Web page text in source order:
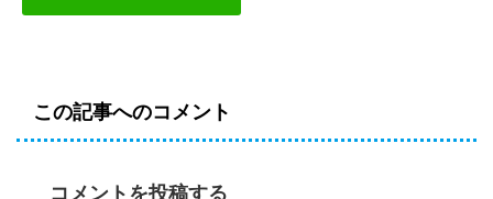
この記事へのコメント
コメントを投稿する